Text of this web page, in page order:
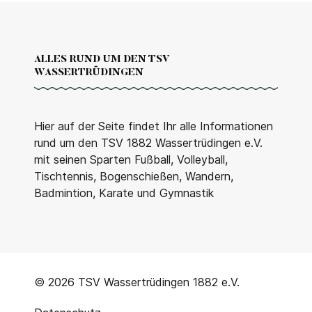
ALLES RUND UM DEN TSV
WASSERTRÜDINGEN
Hier auf der Seite findet Ihr alle Informationen
rund um den TSV 1882 Wassertrüdingen e.V.
mit seinen Sparten Fußball, Volleyball,
Tischtennis, Bogenschießen, Wandern,
Badmintion, Karate und Gymnastik
© 2026 TSV Wassertrüdingen 1882 e.V.